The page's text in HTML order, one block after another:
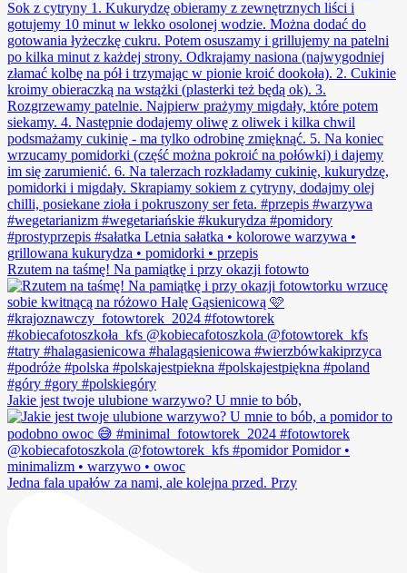
Rzutem na taśmę! Na pamiątkę i przy okazji fotowto
Jakie jest twoje ulubione warzywo? U mnie to bób,
Jedna fala upałów za nami, ale kolejna przed. Przy